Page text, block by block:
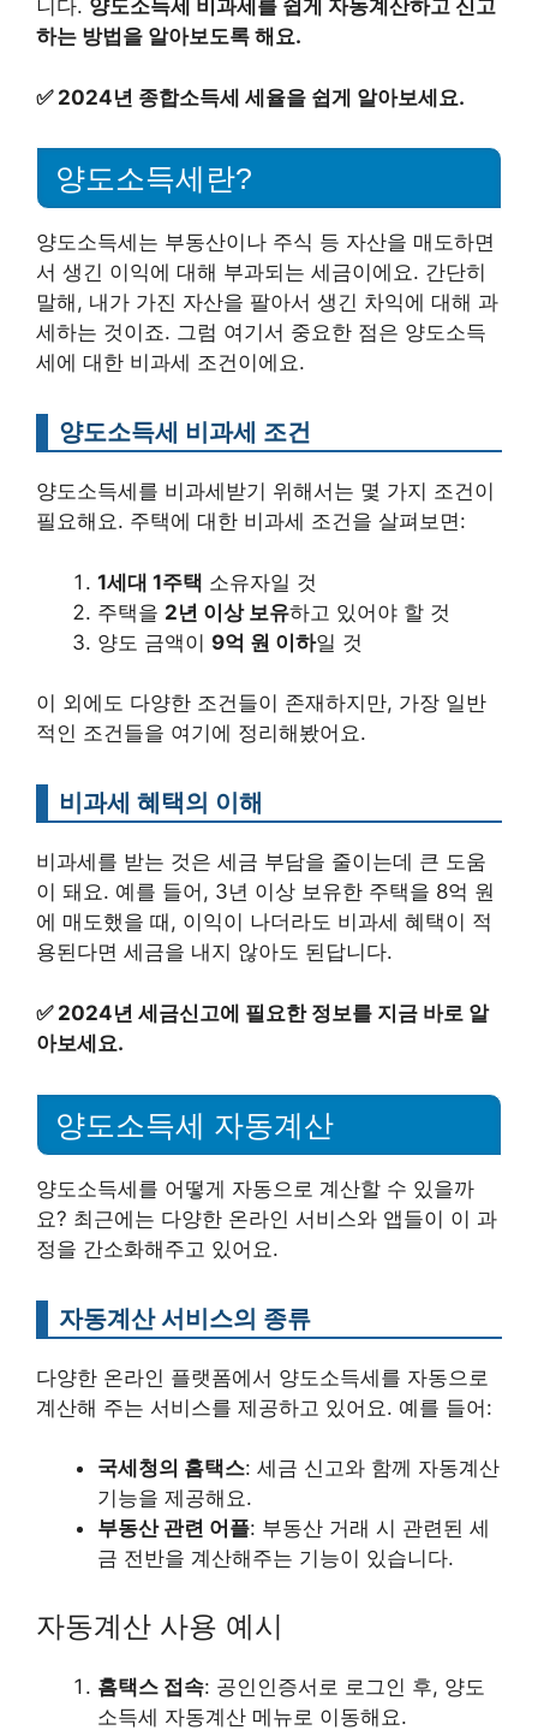
니다. 양도소득세 비과세를 쉽게 자동계산하고 신고
하는 방법을 알아보도록 해요.
✅ 2024년 종합소득세 세율을 쉽게 알아보세요.
양도소득세란?
양도소득세는 부동산이나 주식 등 자산을 매도하면
서 생긴 이익에 대해 부과되는 세금이에요. 간단히
말해, 내가 가진 자산을 팔아서 생긴 차익에 대해 과
세하는 것이죠. 그럼 여기서 중요한 점은 양도소득
세에 대한 비과세 조건이에요.
양도소득세 비과세 조건
양도소득세를 비과세받기 위해서는 몇 가지 조건이
필요해요. 주택에 대한 비과세 조건을 살펴보면:
1세대 1주택 소유자일 것
주택을 2년 이상 보유하고 있어야 할 것
양도 금액이 9억 원 이하일 것
이 외에도 다양한 조건들이 존재하지만, 가장 일반
적인 조건들을 여기에 정리해봤어요.
비과세 혜택의 이해
비과세를 받는 것은 세금 부담을 줄이는데 큰 도움
이 돼요. 예를 들어, 3년 이상 보유한 주택을 8억 원
에 매도했을 때, 이익이 나더라도 비과세 혜택이 적
용된다면 세금을 내지 않아도 된답니다.
✅ 2024년 세금신고에 필요한 정보를 지금 바로 알
아보세요.
양도소득세 자동계산
양도소득세를 어떻게 자동으로 계산할 수 있을까
요? 최근에는 다양한 온라인 서비스와 앱들이 이 과
정을 간소화해주고 있어요.
자동계산 서비스의 종류
다양한 온라인 플랫폼에서 양도소득세를 자동으로
계산해 주는 서비스를 제공하고 있어요. 예를 들어:
국세청의 홈택스: 세금 신고와 함께 자동계산
기능을 제공해요.
부동산 관련 어플: 부동산 거래 시 관련된 세
금 전반을 계산해주는 기능이 있습니다.
자동계산 사용 예시
홈택스 접속: 공인인증서로 로그인 후, 양도
소득세 자동계산 메뉴로 이동해요.